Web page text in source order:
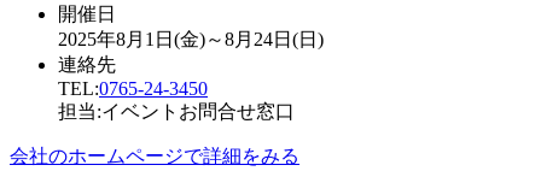
開催日
2025年8月1日(金)～8月24日(日)
連絡先
TEL:0765-24-3450
担当:イベントお問合せ窓口
会社のホームページで詳細をみる